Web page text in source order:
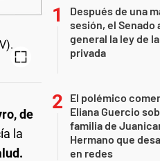
de
la
Después de una
sesión, el Senado
general la ley de
privada
El polémico
Eliana Guercio
familia de
Hermano que
en redes